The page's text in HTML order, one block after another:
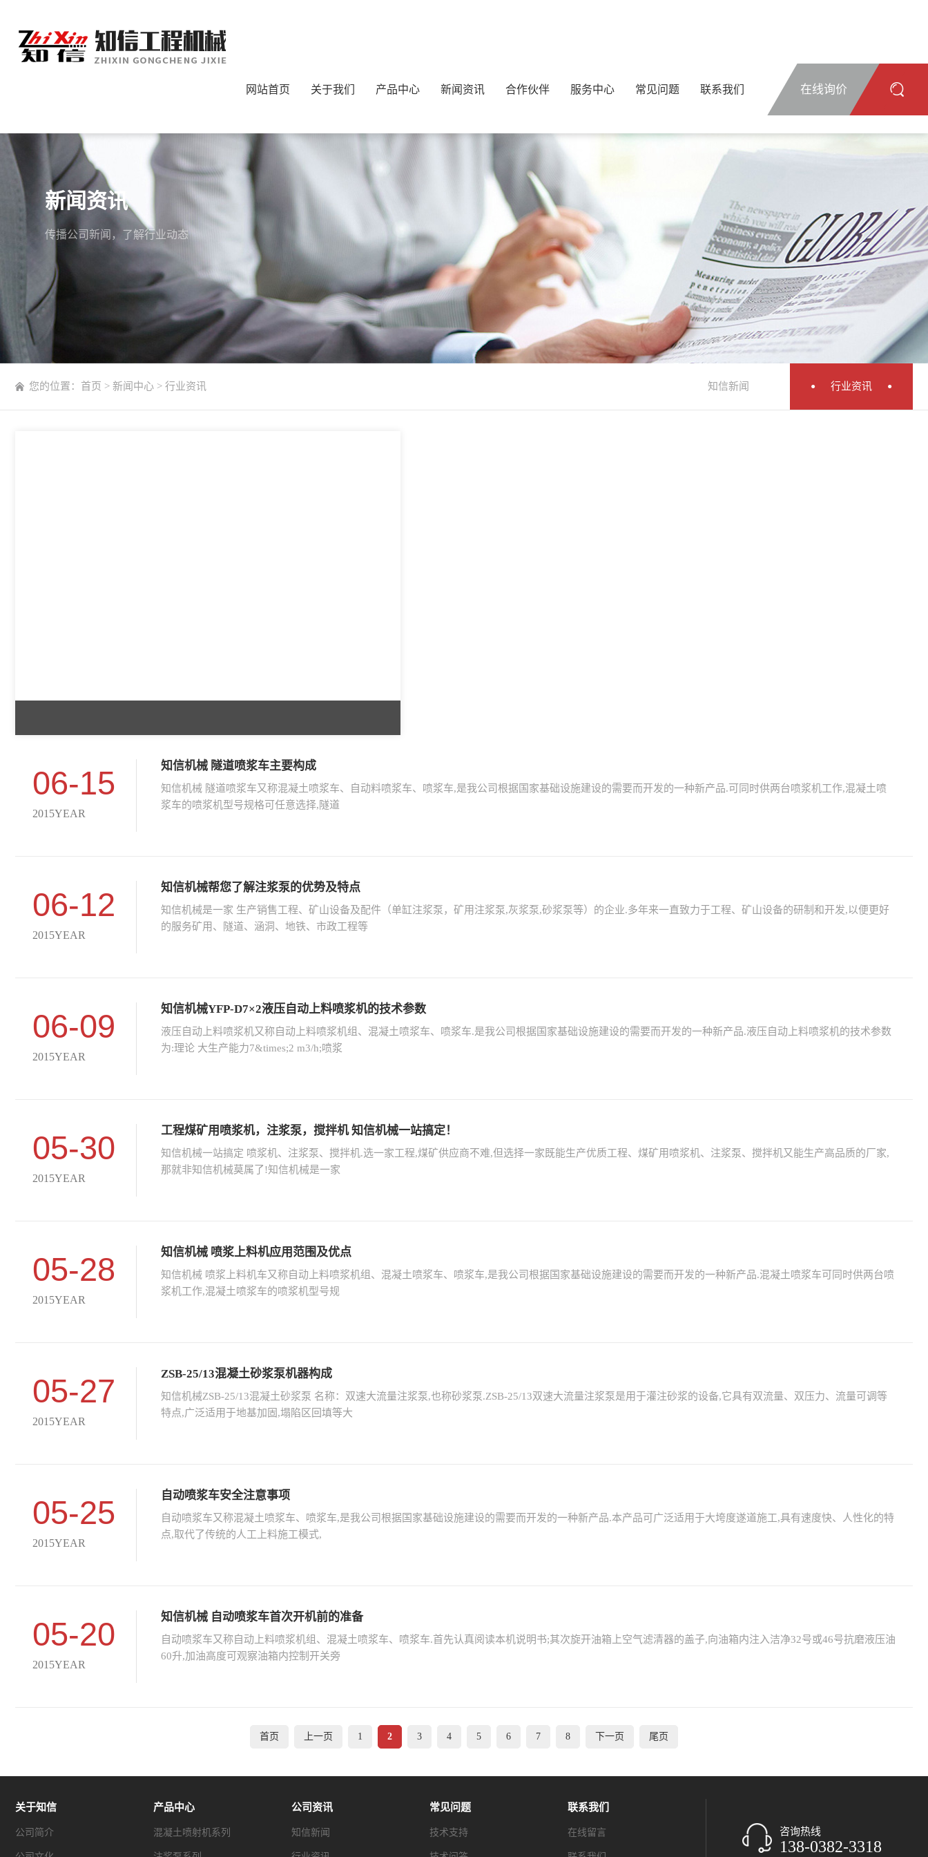
网站首页 关于我们 产品中心 新闻资讯 合作伙伴 服务中心 常见问题 联系我们 在线询价
新闻资讯
传播公司新闻，了解行业动态
知信新闻 行业资讯
您的位置： 首页 > 新闻中心 > 行业资讯
06-15
2015YEAR
知信机械 隧道喷浆车主要构成
知信机械 隧道喷浆车又称混凝土喷浆车、自动料喷浆车、喷浆车,是我公司根据国家基础设施建设的需要而开发的一种新产品.可同时供两台喷浆机工作,混凝土喷
浆车的喷浆机型号规格可任意选择,隧道
06-12
2015YEAR
知信机械帮您了解注浆泵的优势及特点
知信机械是一家 生产销售工程、矿山设备及配件（单缸注浆泵，矿用注浆泵,灰浆泵,砂浆泵等）的企业.多年来一直致力于工程、矿山设备的研制和开发,以便更好
的服务矿用、隧道、涵洞、地铁、市政工程等
06-09
2015YEAR
知信机械YFP-D7×2液压自动上料喷浆机的技术参数
液压自动上料喷浆机又称自动上料喷浆机组、混凝土喷浆车、喷浆车.是我公司根据国家基础设施建设的需要而开发的一种新产品.液压自动上料喷浆机的技术参数
为:理论 大生产能力7&times;2 m3/h;喷浆
05-30
2015YEAR
工程煤矿用喷浆机，注浆泵，搅拌机 知信机械一站搞定！
知信机械一站搞定 喷浆机、注浆泵、搅拌机.选一家工程,煤矿供应商不难,但选择一家既能生产优质工程、煤矿用喷浆机、注浆泵、搅拌机又能生产高品质的厂家,
那就非知信机械莫属了!知信机械是一家
05-28
2015YEAR
知信机械 喷浆上料机应用范围及优点
知信机械 喷浆上料机车又称自动上料喷浆机组、混凝土喷浆车、喷浆车,是我公司根据国家基础设施建设的需要而开发的一种新产品.混凝土喷浆车可同时供两台喷
浆机工作,混凝土喷浆车的喷浆机型号规
05-27
2015YEAR
ZSB-25/13混凝土砂浆泵机器构成
知信机械ZSB-25/13混凝土砂浆泵 名称：双速大流量注浆泵,也称砂浆泵.ZSB-25/13双速大流量注浆泵是用于灌注砂浆的设备,它具有双流量、双压力、流量可调等
特点,广泛适用于地基加固,塌陷区回填等大
05-25
2015YEAR
自动喷浆车安全注意事项
自动喷浆车又称混凝土喷浆车、喷浆车,是我公司根据国家基础设施建设的需要而开发的一种新产品.本产品可广泛适用于大垮度遂道施工,具有速度快、人性化的特
点,取代了传统的人工上料施工模式,
05-20
2015YEAR
知信机械 自动喷浆车首次开机前的准备
自动喷浆车又称自动上料喷浆机组、混凝土喷浆车、喷浆车.首先认真阅读本机说明书;其次旋开油箱上空气滤清器的盖子,向油箱内注入洁净32号或46号抗磨液压油
60升,加油高度可观察油箱内控制开关旁
首页 上一页 1 2 3 4 5 6 7 8 下一页 尾页
关于知信
公司简介
产品中心
混凝土喷射机系列
公司资讯
知信新闻
常见问题
技术支持
联系我们
在线留言 咨询热线
138-0382-3318